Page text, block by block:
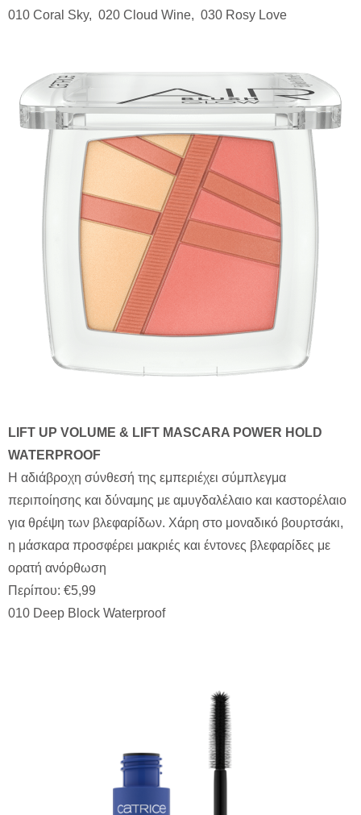
010 Coral Sky, 020 Cloud Wine, 030 Rosy Love
LIFT UP VOLUME & LIFT MASCARA POWER HOLD
WATERPROOF
Η αδιάβροχη σύνθεσή της εμπεριέχει σύμπλεγμα
περιποίησης και δύναμης με αμυγδαλέλαιο και καστορέλαιο
για θρέψη των βλεφαρίδων. Χάρη στο μοναδικό βουρτσάκι,
η μάσκαρα προσφέρει μακριές και έντονες βλεφαρίδες με
ορατή ανόρθωση
Περίπου: €5,99
010 Deep Block Waterproof